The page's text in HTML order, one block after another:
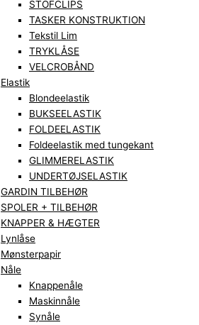
STOFCLIPS
TASKER KONSTRUKTION
Tekstil Lim
TRYKLÅSE
VELCROBÅND
Elastik
Blondeelastik
BUKSEELASTIK
FOLDEELASTIK
Foldeelastik med tungekant
GLIMMERELASTIK
UNDERTØJSELASTIK
GARDIN TILBEHØR
SPOLER + TILBEHØR
KNAPPER & HÆGTER
Lynlåse
Mønsterpapir
Nåle
Knappenåle
Maskinnåle
Synåle